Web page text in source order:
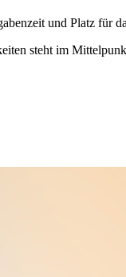
und Platz
steht im